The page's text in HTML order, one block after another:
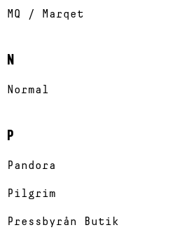
MQ / Marqet
N
Normal
P
Pandora
Pilgrim
Pressbyrån Butik